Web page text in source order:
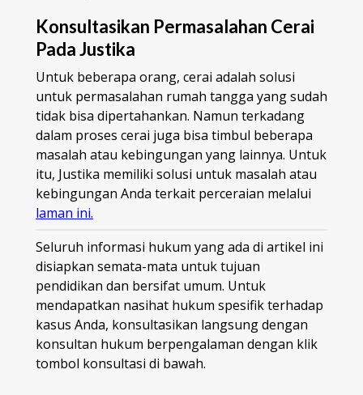
Konsultasikan Permasalahan Cerai
Pada Justika
Untuk beberapa orang, cerai adalah solusi
untuk permasalahan rumah tangga yang sudah
tidak bisa dipertahankan. Namun terkadang
dalam proses cerai juga bisa timbul beberapa
masalah atau kebingungan yang lainnya. Untuk
itu, Justika memiliki solusi untuk masalah atau
kebingungan Anda terkait perceraian melalui
laman ini.
Seluruh informasi hukum yang ada di artikel ini
disiapkan semata-mata untuk tujuan
pendidikan dan bersifat umum. Untuk
mendapatkan nasihat hukum spesifik terhadap
kasus Anda, konsultasikan langsung dengan
konsultan hukum berpengalaman dengan klik
tombol konsultasi di bawah.